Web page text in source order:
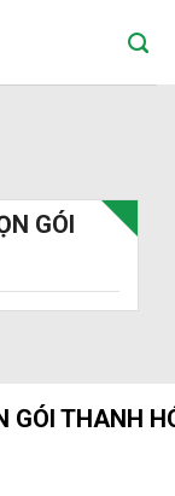
GÓI
GÓI THANH